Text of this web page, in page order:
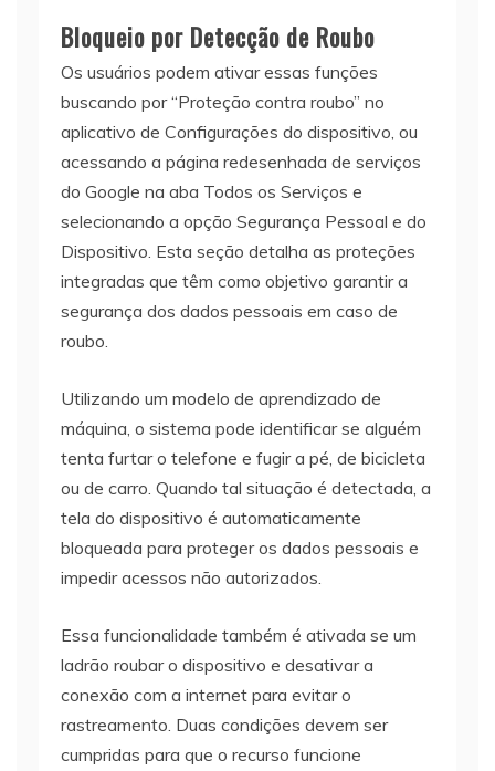
Bloqueio por Detecção de Roubo
Os usuários podem ativar essas funções
buscando por “Proteção contra roubo” no
aplicativo de Configurações do dispositivo, ou
acessando a página redesenhada de serviços
do Google na aba Todos os Serviços e
selecionando a opção Segurança Pessoal e do
Dispositivo. Esta seção detalha as proteções
integradas que têm como objetivo garantir a
segurança dos dados pessoais em caso de
roubo.
Utilizando um modelo de aprendizado de
máquina, o sistema pode identificar se alguém
tenta furtar o telefone e fugir a pé, de bicicleta
ou de carro. Quando tal situação é detectada, a
tela do dispositivo é automaticamente
bloqueada para proteger os dados pessoais e
impedir acessos não autorizados.
Essa funcionalidade também é ativada se um
ladrão roubar o dispositivo e desativar a
conexão com a internet para evitar o
rastreamento. Duas condições devem ser
cumpridas para que o recurso funcione